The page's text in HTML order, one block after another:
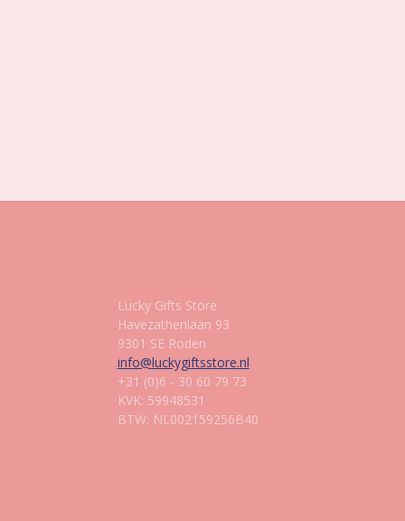
Lucky Gifts Store
Havezathenlaan 93
9301 SE Roden
info@luckygiftsstore.nl
+31 (0)6 - 30 60 79 73
KVK: 59948531
BTW: NL002159256B40